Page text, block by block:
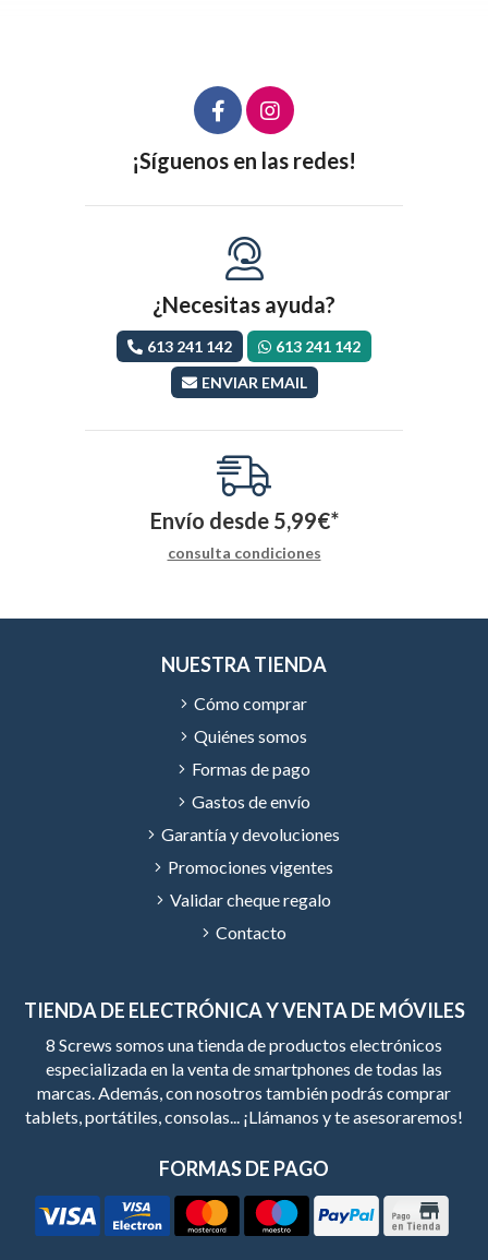
¡Síguenos en las redes!
¿Necesitas ayuda?
613 241 142
613 241 142
ENVIAR EMAIL
Envío desde 5,99€*
consulta condiciones
TIENDA DE ELECTRÓNICA Y VENTA DE MÓVILES
8 Screws somos una tienda de productos electrónicos
especializada en la venta de smartphones de todas las
marcas. Además, con nosotros también podrás comprar
tablets, portátiles, consolas... ¡Llámanos y te asesoraremos!
FORMAS DE PAGO
NUESTRA TIENDA
Cómo comprar
Quiénes somos
Formas de pago
Gastos de envío
Garantía y devoluciones
Promociones vigentes
Validar cheque regalo
Contacto